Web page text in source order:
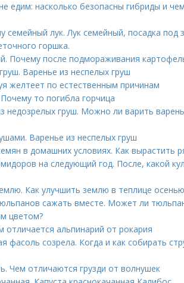
едим: насколько безопасны гибриды и
лук. Лук семейный, посадка под
горшка.
Почему после подмораживания
Варенье из неспелых груш
желтеет по естественным причинам
то погибла горчица
недозрелых груш. Можно ли варить
Варенье из неспелых груш
в домашних условиях. Как вырастить
на следующий год. После, какой
Как улучшить землю в теплице
сажать вместе. Может ли
цветом?
отличается альпинарий от рокария
фасоль созрела. Когда и как собирать
Чем отличаются грузди от волнушек